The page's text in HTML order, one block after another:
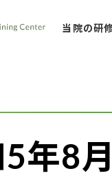
熊本
当院の研
年8